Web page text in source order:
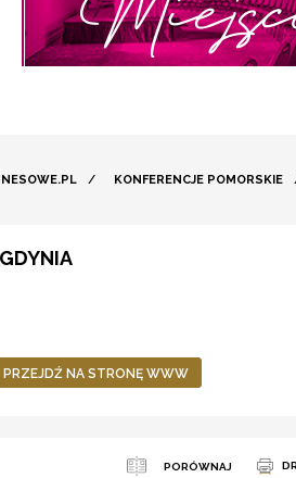
/ KONFERENCJE POMORSKIE
PRZEJDŹ NA STRONĘ WWW
PORÓWNAJ